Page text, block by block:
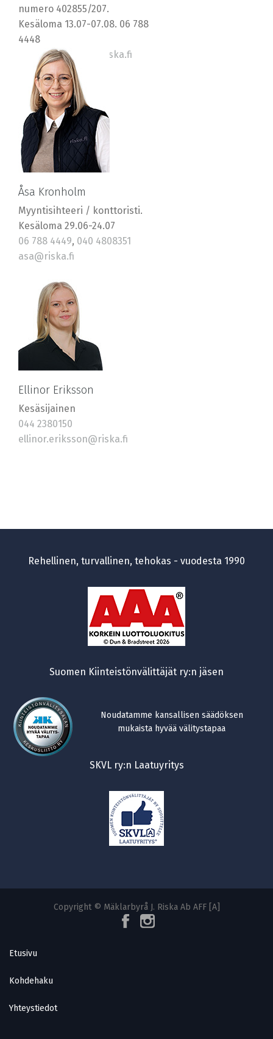
numero 402855/207.
Kesäloma 13.07-07.08. 06 788
4448
0400 569577, jan@riska.fi
Åsa Kronholm
Myyntisihteeri / konttoristi.
Kesäloma 29.06-24.07
06 788 4449, 040 4808351
asa@riska.fi
Ellinor Eriksson
Kesäsijainen
044 2380150
ellinor.eriksson@riska.fi
Rehellinen, turvallinen, tehokas - vuodesta 1990
Suomen Kiinteistönvälittäjät ry:n jäsen
Noudatamme kansallisen säädöksen
mukaista hyvää välitystapaa
SKVL ry:n Laatuyritys
Copyright © Mäklarbyrå J. Riska Ab AFF [A]
Etusivu
Kohdehaku
Yhteystiedot